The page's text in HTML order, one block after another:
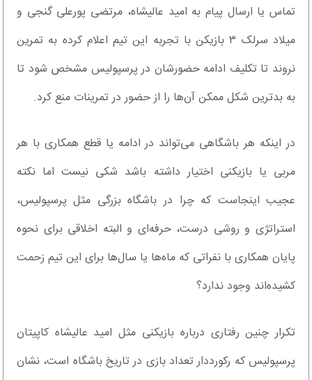
تماس یا ارسال پیام به امید عالیشاه، مرتضی پورعلی گنجی و
میلاد سرلک ۳ بازیکن با تجربه این تیم اعلام کرده به تمرین
نروند تا تکلیف ادامه حضورشان در پرسپولیس مشخص شود تا
به بدترین شکل ممکن آن‌ها را از حضور در تمرینات منع کرد.
در اینکه هر باشگاهی می‌تواند در ادامه یا قطع همکاری با هر
مربی یا بازیکنی اختیار داشته باشد شکی نیست اما نکته
عجیب اینجاست که چرا در باشگاه بزرگی مثل پرسپولیس،
استراتژی و روشی درست، حرفه‌ای و البته اخلاقی برای نحوه
پایان همکاری با نفراتی که ماه‌ها یا سال‌ها برای این تیم زحمت
کشیده‌اند وجود ندارد؟
تکرار چنین رفتاری درباره بازیکنی مثل امید عالیشاه کاپیتان
پرسپولیس که رکورددار تعداد بازی در تاریخ باشگاه است، نشان